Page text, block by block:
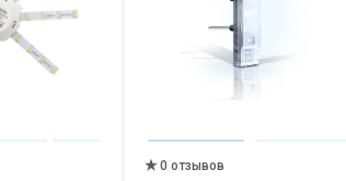
0 отзывов